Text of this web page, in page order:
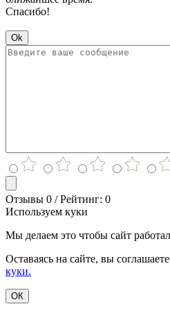
Спасибо!
Ok
Отзывы 0 / Рейтинг: 0
Используем куки
Мы делаем это чтобы сайт
Оставаясь на сайте, вы
куки.
ОК